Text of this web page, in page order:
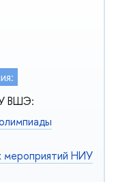
ВШЭ:
мероприятий НИУ